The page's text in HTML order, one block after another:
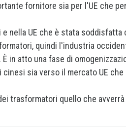
fornitore sia per l'UE che
nella UE che è stata soddisfatta
quindi l'industria
in atto una fase di
sia verso il mercato UE che
trasformatori quello che avverrà